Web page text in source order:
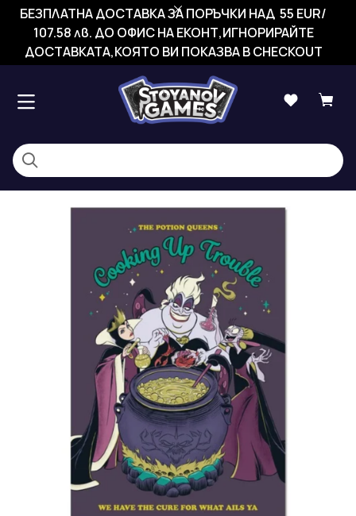
БЕЗПЛАТНА ДОСТАВКА ЗА ПОРЪЧКИ НАД 55 EUR/
107.58 лв. ДО ОФИС НА ЕКОНТ,ИГНОРИРАЙТЕ
ДОСТАВКАТА,КОЯТО ВИ ПОКАЗВА В CHECKOUT